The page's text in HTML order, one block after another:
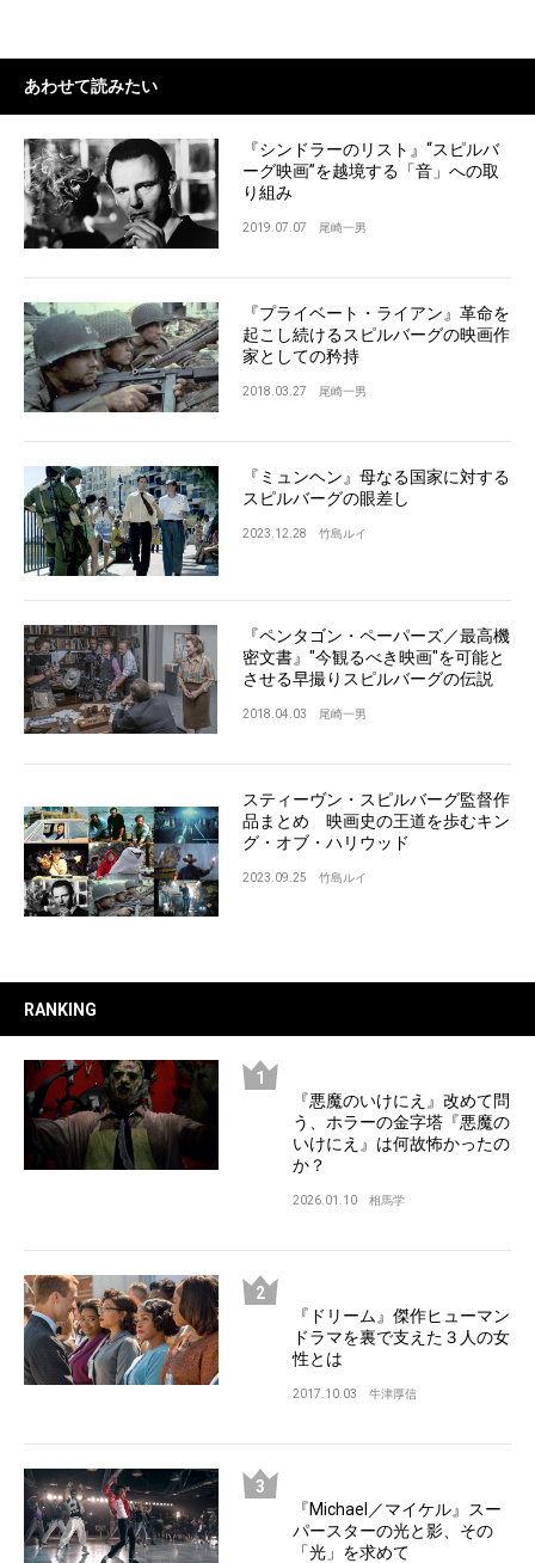
あわせて読みたい
『シンドラーのリスト』“スピルバ
ーグ映画”を越境する「音」への取
り組み
2019.07.07 尾崎一男
『プライベート・ライアン』革命を
起こし続けるスピルバーグの映画作
家としての矜持
2018.03.27 尾崎一男
『ミュンヘン』母なる国家に対する
スピルバーグの眼差し
2023.12.28 竹島ルイ
『ペンタゴン・ペーパーズ／最高機
密文書』"今観るべき映画"を可能と
させる早撮りスピルバーグの伝説
2018.04.03 尾崎一男
スティーヴン・スピルバーグ監督作
品まとめ 映画史の王道を歩むキン
グ・オブ・ハリウッド
2023.09.25 竹島ルイ
RANKING
『悪魔のいけにえ』改めて問
う、ホラーの金字塔『悪魔の
いけにえ』は何故怖かったの
か？
2026.01.10 相馬学
『ドリーム』傑作ヒューマン
ドラマを裏で支えた３人の女
性とは
2017.10.03 牛津厚信
『Michael／マイケル』スー
パースターの光と影、その
「光」を求めて